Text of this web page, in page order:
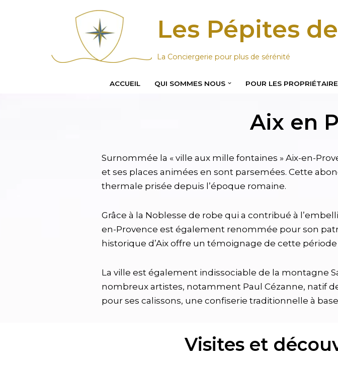
Les Pépites
La Conciergerie pour plus de sérénité
ACCUEIL QUI SOMMES NOUS POUR LES
Aix en
Surnommée la « ville aux mille fontaines » Aix-en-
et ses places animées en sont parsemées. Cette
thermale prisée depuis l’époque romaine.
Grâce à la Noblesse de robe qui a contribué à
en-Provence est également renommée pour son
historique d’Aix offre un témoignage de cette
La ville est également indissociable de la montagne
nombreux artistes, notamment Paul Cézanne, natif
pour ses calissons, une confiserie traditionnelle à
Visites et